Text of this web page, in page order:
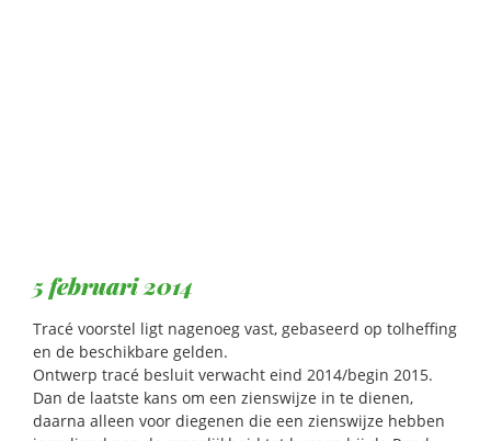
5 februari 2014
Tracé voorstel ligt nagenoeg vast, gebaseerd op tolheffing
en de beschikbare gelden.
Ontwerp tracé besluit verwacht eind 2014/begin 2015.
Dan de laatste kans om een zienswijze in te dienen,
daarna alleen voor diegenen die een zienswijze hebben